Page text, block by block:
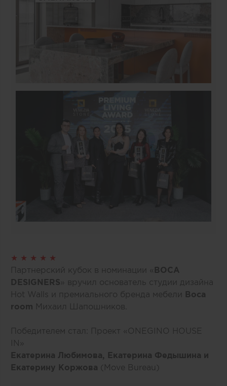
★ ★ ★ ★ ★
Партнерский кубок в номинации « BOCA
DESIGNERS» вручил основатель студии дизайна
Hot Walls и премиального бренда мебели Boca
room Михаил Шапошников.
Победителем стал: Проект «ONEGINO HOUSE
IN»
Екатерина Любимова, Екатерина Федышина и
Екатерину Коржова (Move Bureau)